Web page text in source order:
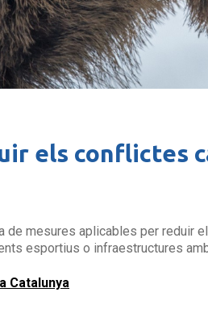
els conflictes
de mesures aplicables per reduir
esportius o infraestructures
Catalunya